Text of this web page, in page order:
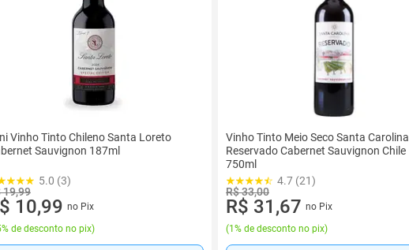
Vinho Tinto Chileno Santa Loreto
Sauvignon 187ml
5.0 (3)
19,99
10,99 no Pix
de desconto no pix)
Vinho Tinto Meio Seco Santa Carolina
Reservado Cabernet Sauvignon Chile
750ml
4.7 (21)
R$ 33,00
R$ 31,67 no Pix
(1% de desconto no pix)